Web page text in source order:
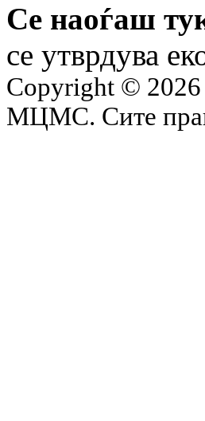
Се наоѓаш
се утврдува
Copyright © 2026
МЦМС. Сите